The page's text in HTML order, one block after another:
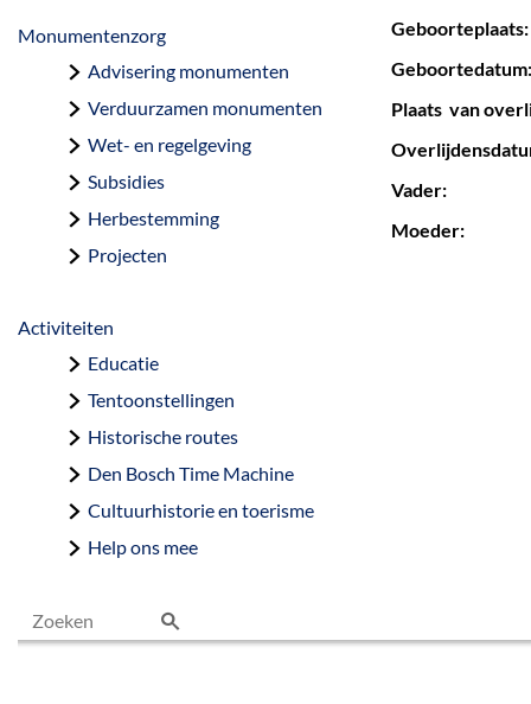
Monumentenzorg
Advisering monumenten
Verduurzamen monumenten
Wet- en regelgeving
Subsidies
Herbestemming
Projecten
Activiteiten
Educatie
Tentoonstellingen
Historische routes
Den Bosch Time Machine
Cultuurhistorie en toerisme
Help ons mee
Geboorteplaats:
Geboortedatum:
Plaats van
Vader:
Moeder: